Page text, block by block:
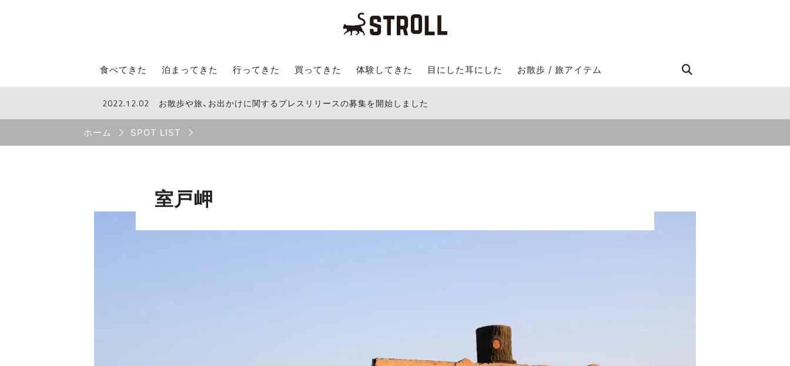
STROLL Menu
食べてきた 泊まってきた 行ってきた 買ってきた 体験してきた 目にした耳にした お散歩 / 旅アイテム
STROLLからのお知らせ
2022.12.02 お散歩や旅、お出かけに関するプレスリリースの募集を開始しました
Breadcrumb
ホーム SPOT LIST
室戸岬